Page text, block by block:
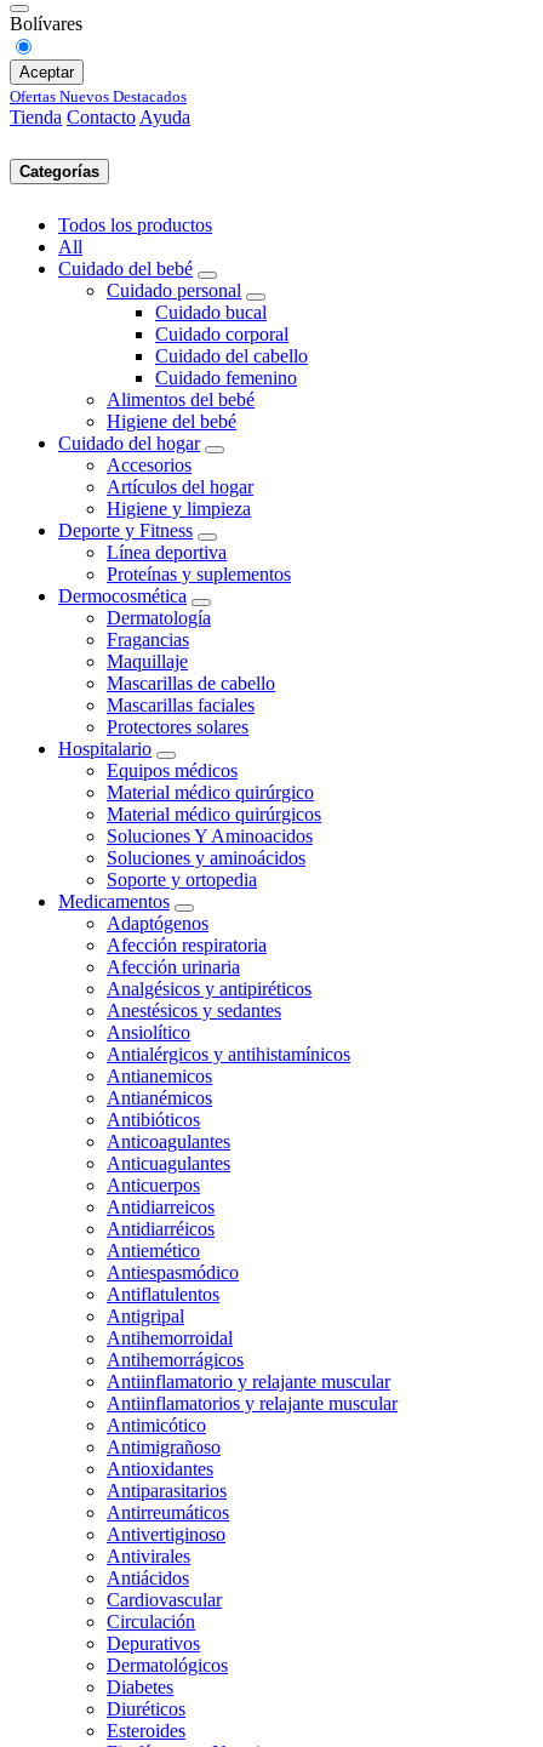
Bolívares
Aceptar
Ofertas Nuevos Destacados
Tienda Contacto Ayuda
Categorías
Todos los productos
All
Cuidado del bebé
Cuidado personal
Cuidado bucal
Cuidado corporal
Cuidado del cabello
Cuidado femenino
Alimentos del bebé
Higiene del bebé
Cuidado del hogar
Accesorios
Artículos del hogar
Higiene y limpieza
Deporte y Fitness
Línea deportiva
Proteínas y suplementos
Dermocosmética
Dermatología
Fragancias
Maquillaje
Mascarillas de cabello
Mascarillas faciales
Protectores solares
Hospitalario
Equipos médicos
Material médico quirúrgico
Material médico quirúrgicos
Soluciones Y Aminoacidos
Soluciones y aminoácidos
Soporte y ortopedia
Medicamentos
Adaptógenos
Afección respiratoria
Afección urinaria
Analgésicos y antipiréticos
Anestésicos y sedantes
Ansiolítico
Antialérgicos y antihistamínicos
Antianemicos
Antianémicos
Antibióticos
Anticoagulantes
Anticuagulantes
Anticuerpos
Antidiarreicos
Antidiarréicos
Antiemético
Antiespasmódico
Antiflatulentos
Antigripal
Antihemorroidal
Antihemorrágicos
Antiinflamatorio y relajante muscular
Antiinflamatorios y relajante muscular
Antimicótico
Antimigrañoso
Antioxidantes
Antiparasitarios
Antirreumáticos
Antivertiginoso
Antivirales
Antiácidos
Cardiovascular
Circulación
Depurativos
Dermatológicos
Diabetes
Diuréticos
Esteroides